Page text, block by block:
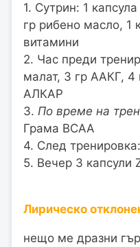
1. Сутрин: 1
гр рибено масло, 1
витамини
2. Час преди
малат, 3 гр ААКГ, 4
АЛКАР
3. По време на
Грама BCAA
4. След
5. Вечер 3 капсули
Лирическо
нещо ме дразни